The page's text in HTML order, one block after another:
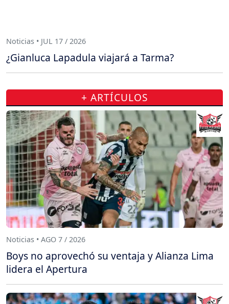
Noticias • JUL 17 / 2026
¿Gianluca Lapadula viajará a Tarma?
+ ARTÍCULOS
Noticias • AGO 7 / 2026
Boys no aprovechó su ventaja y Alianza Lima
lidera el Apertura